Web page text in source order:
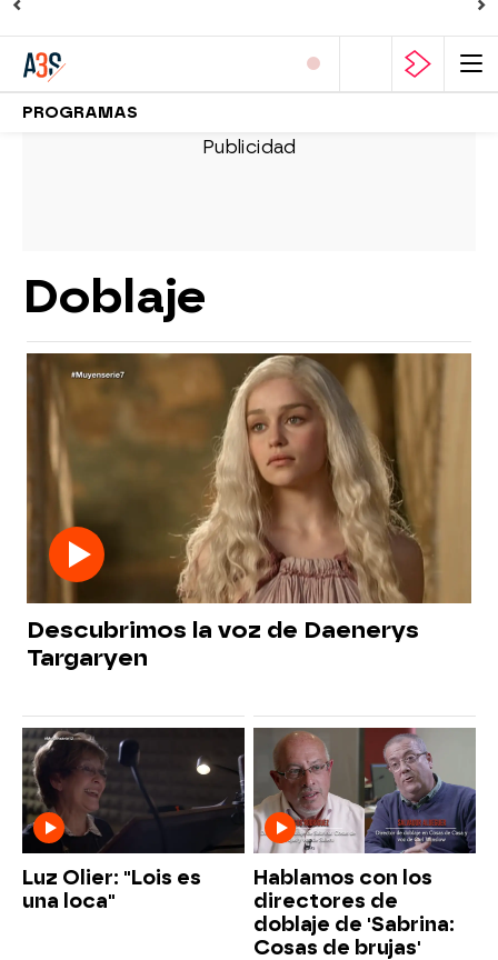
PROGRAMAS
Doblaje
Descubrimos la voz de Daenerys
Targaryen
Luz Olier: "Lois es
una loca"
Hablamos con los
directores de
doblaje de 'Sabrina:
Cosas de brujas'